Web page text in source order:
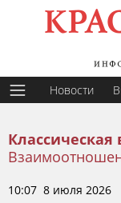
Новости
Классическая
10:07 8 июля 2026